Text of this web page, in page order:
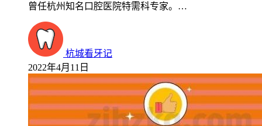
曾任杭州知名口腔医院特需科专家。…
杭城看牙记
2022年4月11日